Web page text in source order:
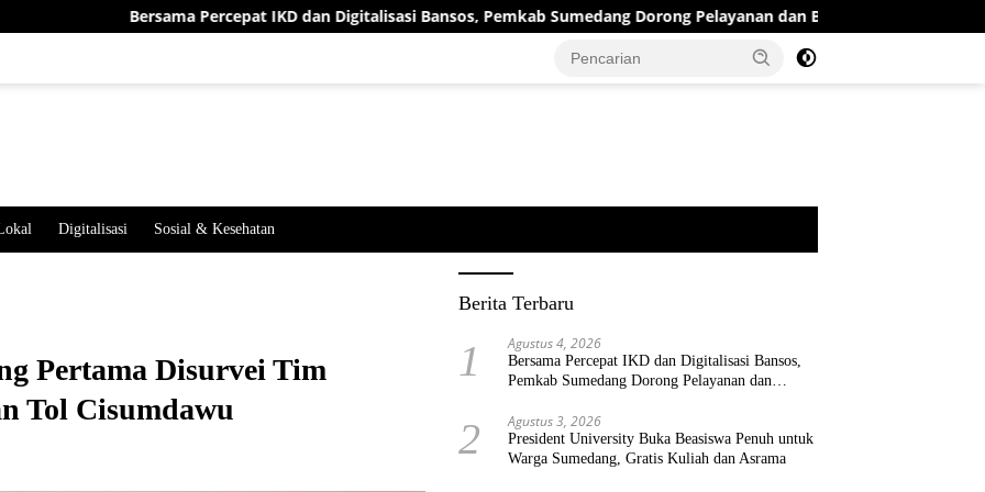
Bersama Percepat IKD dan Digitalisasi Bansos, Pemkab Sumedang Dorong Pelayanan dan Bantuan Tepat Sasaran
Digitalisasi Sosial & Kesehatan
Pertama Disurvei Tim
Tol Cisumdawu
Berita Terbaru
1 Agustus 4, 2026
Bersama Percepat IKD dan Digitalisasi Bansos,
Pemkab Sumedang Dorong Pelayanan dan
2 Agustus 3, 2026
President University Buka Beasiswa Penuh untuk
Warga Sumedang, Gratis Kuliah dan Asrama